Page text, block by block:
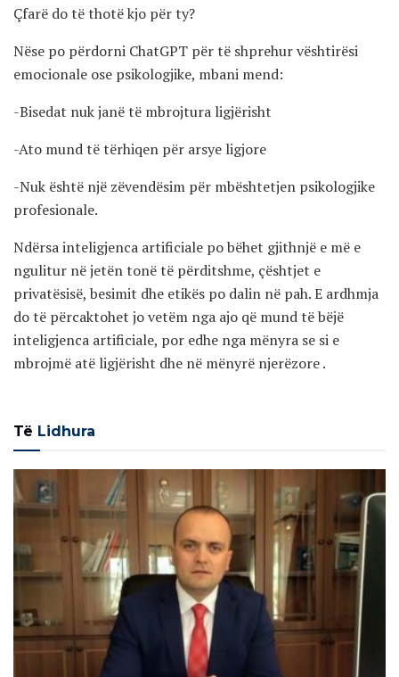
Çfarë do të thotë kjo për ty?
Nëse po përdorni ChatGPT për të shprehur vështirësi
emocionale ose psikologjike, mbani mend:
-Bisedat nuk janë të mbrojtura ligjërisht
-Ato mund të tërhiqen për arsye ligjore
-Nuk është një zëvendësim për mbështetjen psikologjike
profesionale.
Ndërsa inteligjenca artificiale po bëhet gjithnjë e më e
ngulitur në jetën tonë të përditshme, çështjet e
privatësisë, besimit dhe etikës po dalin në pah. E ardhmja
do të përcaktohet jo vetëm nga ajo që mund të bëjë
inteligjenca artificiale, por edhe nga mënyra se si e
mbrojmë atë ligjërisht dhe në mënyrë njerëzore .
Të Lidhura